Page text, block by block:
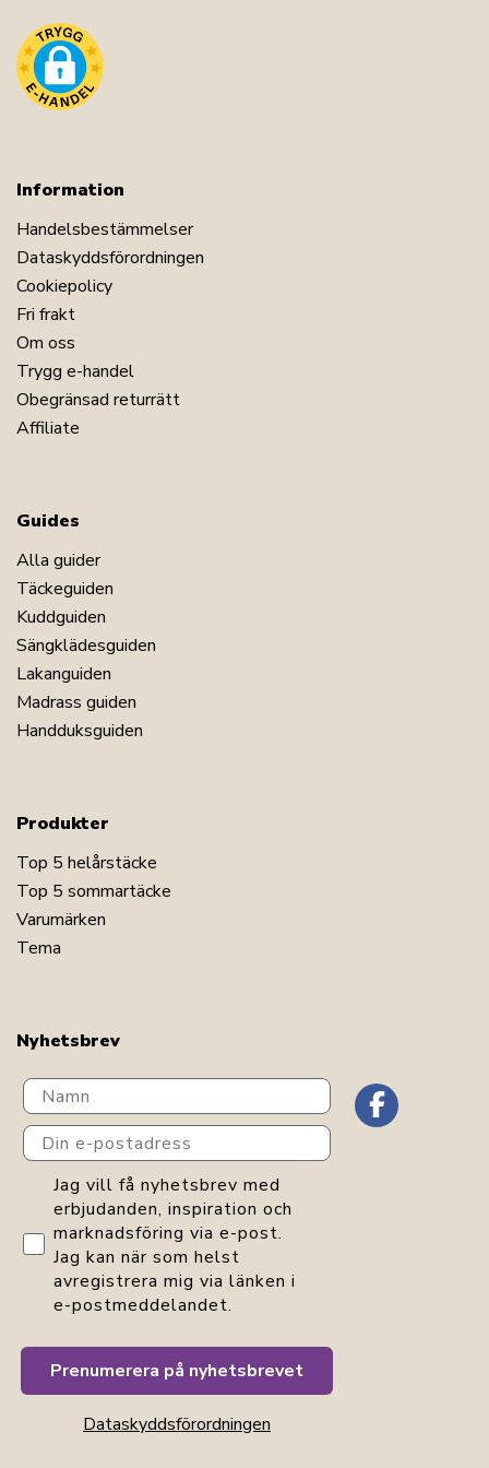
Information
Handelsbestämmelser
Dataskyddsförordningen
Cookiepolicy
Fri frakt
Om oss
Trygg e-handel
Obegränsad returrätt
Affiliate
Guides
Alla guider
Täckeguiden
Kuddguiden
Sängklädesguiden
Lakanguiden
Madrass guiden
Handduksguiden
Produkter
Top 5 helårstäcke
Top 5 sommartäcke
Varumärken
Tema
Nyhetsbrev
Navn
Din e-postadress
GDPR consent
Jag vill få nyhetsbrev med
erbjudanden, inspiration och
marknadsföring via e-post.
Jag kan när som helst
avregistrera mig via länken i
e-postmeddelandet.
Prenumerera på nyhetsbrevet
Dataskyddsförordningen